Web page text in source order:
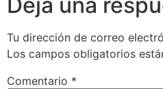
Deja una
Tu dirección de correo
Los campos obligatorios
Comentario *